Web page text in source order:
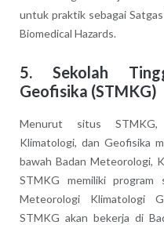
untuk praktik sebagai
Biomedical Hazards.
5. Sekolah
Geofisika (STMKG)
Menurut situs STMKG,
Klimatologi, dan Geofisika
bawah Badan Meteorologi,
STMKG memiliki
Meteorologi Klimatologi
STMKG akan bekerja di